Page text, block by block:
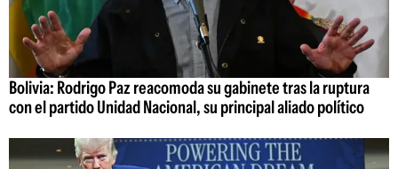
Bolivia: Rodrigo Paz reacomoda su gabinete tras la ruptura
con el partido Unidad Nacional, su principal aliado político